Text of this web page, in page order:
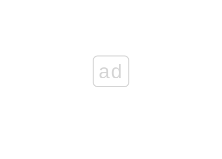
ad